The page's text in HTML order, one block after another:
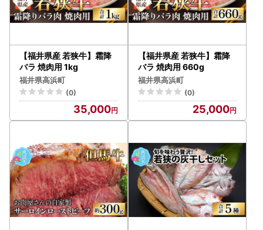
【福井県産 若狭牛】霜降
バラ 焼肉用 1kg
福井県高浜町
(0)
35,000
【福井県産 若狭牛】霜降
バラ 焼肉用 660g
福井県高浜町
(0)
25,000